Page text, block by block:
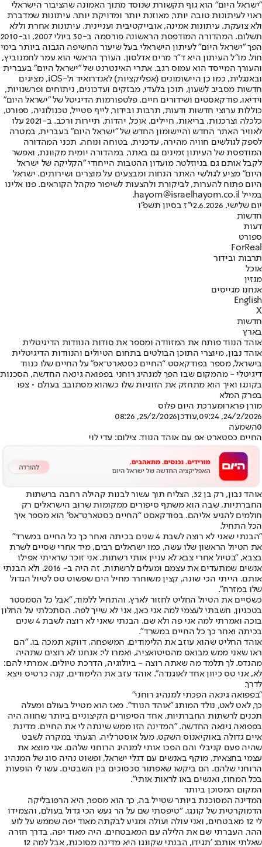
"ישראל היום" הוא גוף תקשורת שנוסד מתוך האמונה שהציבור הישראלי
ראוי לעיתונות טובה יותר, מאוזנת יותר ומדויקת יותר. עיתונות שמדברת
ולא צועקת. עיתונות אמינה, אובייקטיבית ועניינית. עיתונות אחרת וללא
תשלום. המהדורה המודפסת הראשונה פורסמה ב-30 ביולי 2007, וב-2010
הפך "ישראל היום" לעיתון הישראלי בעל שיעור החשיפה הגבוה ביותר בימי
חול. מו"ל העיתון היא ד"ר מרים אדלסון. העורך הראשי הוא עמר לחמנוביץ,
והעורך המייסד הוא עמוס רגב. אתרי האינטרנט של "ישראל היום" בעברית
ובאנגלית, כמו כן היישומונים (אפליקציות) לאנדרואיד ול-iOS, מציגים
חדשות מסביב לשעון, תוכן בלעדי, מבזקים ועדכונים, ניתוחים ופרשנויות,
וידיאו, פודקאסטים ושידורים חיים. פלטפורמות הדיגיטל של "ישראל היום"
כוללות ערוצי חדשות ודעות, תרבות ובידור, לייף סטייל, טכנולוגיה, ספורט,
כלכלה וצרכנות, בריאות, חיילים, אוכל, יהדות, תיירות ורכב. ב-2021 עלו
לאוויר האתר החדש והיישומון החדש של "ישראל היום" בעברית, במטרה
לספק לגולשים חוויה מהירה, עדכנית, בטוחה ונוחה. תכני המהדורה
המודפסת של העיתון זמינים גם באתר, במהדורה יומית מקוונת, ואפשר
לקבל אותם גם בניוזלטר. מועדון ההטבות הייחודי "הקליקה של ישראל
היום" מציע לגולשי האתר הנחות ומבצעים על מוצרים ושירותים. ישראל
היום פתוח להערות, לביקורת ולהצעות לשיפור מקהל הקוראים. פנו אלינו
במייל hayom@israelhayom.co.il.
יום שלישי, 2.6.2026
י"ז בסיון תשפ"ו
חדשות
דעות
ספורט
ForReal
תרבות ובידור
אוכל
מגזין
אנחנו מגייסים
English
X
חדשות
בארץ
אוהד הנווד פותח את המזוודה ומספר את סודות הנוודות הדיגיטלית
אוהד נבון, מיוצרי התוכן הבולטים בתחום הטיולים והנוודות הדיגיטלית
בישראל, מספר בפודקאסט “החיים כסטארט־אפ” על החיים שלו כנווד
דיגיטלי - מהמקום שבו הפך למנהיג רוחני בפפואה גינאה החדשה, הסכנות
בקונגו ואיך הוא מתחזק את הזוגיות שלו כשהוא מסתובב בעולם • צפו
בפרק המלא
מורן פרארומערכת היום פלוס
24/2/2026, 09:24
,עודכן25/2/2026, 08:26
0השמעה
החיים כסטארט אפ עם אוהד הנווד. צילום: עדי לוי
אוהד נבון, רק בן 32, הצליח תוך עשור לבנות קהילה רחבה ברשתות
החברתיות, שבה הוא משתף סיפורים ממקומות שרוב הישראלים רק
חולמים להגיע אליהם. בפודקאסט “החיים כסטארט־אפ” הוא מספר איך
הכל התחיל.
"הבנתי שאני לא רוצה לשבת 4 שנים בכיתה ואחר כך כל החיים במשרד"
את הטיול הראשון שלו עשה, כמו ישראלים רבים, מיד אחרי שסיים לשרת
בצבא, "בטיול אחרי צבא לא עניין אותי רשתות. אני זוכר שראיתי אפילו
אנשים שמתעדים את עצמם ומעלים לרשתות, זה היה ב- 2016, ולא הבנתי
אותם. הייתי הכי שונה, קצין משוחרר מחיל הים שפשוט טס לטיול הגדול
שלו במזרח".
כשסיים את הטיול החליט לחזור לארץ, והתחיל ללמוד, "אבל כל הסמסטר
בטכניון, חשבתי לעצמי למה אני כאן, אני לא שייך לפה. הסתכלתי על החלון
בוכה ואמרתי למה אני פה ולא שם. הבנתי שאני לא רוצה לשבת 4 שנים
בכיתה ואחר כך כל החיים במשרד".
אוהד החליט שהוא עוזב את הלימודים. המשפחה, דווקא תמכה בו. "הם
ראו שאני ממש מבואס מהסיטואציה, ואמרו לי: אנחנו לא רוצים שתהיה
מהנדס. לך תלמד מה שאתה רוצה - ביולוגיה, הדרכת טיולים. אמרתי להם:
לא, אני טס כיוון אחד לאוגנדה". אוהד עזב את הלימודים, קנה כרטיס ויצא
לדרך.
"בפפואה גינאה הפכתי למנהיג רוחני"
כך, לאט לאט, נולד המותג "אוהד הנווד". מאז הוא מטייל בעולם ומעלה
תכנים לרשתות החברתיות. אחד הסיפורים הקיצוניים ביותר שחווה היה
בפפואה גינאה החדשה. "המדינה הזו ממש שינתה לי את החיים. מדינת
איים גדולה באוקיאנוס השקט, מעל אוסטרליה. הגעתי במקרה לשבט
שהיה פעם קניבלי והם הפכו אותי למנהיג הרוחני שלהם. אני מוצא את
עצמי בחצאית, מוקף באנשים עם דגלי ישראל, ופשוט נהיה סוג של המנהיג
הרוחני שלהם. הם ביקשו שאפתור סכסוכים בין השבטים. עשו לי הופעות
בכל המחוז, ואנשים באו לראות אותי".
המקום המסוכן ביותר
המדינה המסוכנת ביותר שטייל בה, כך הוא מספר, היא הרפובליקה
הדמוקרטית של קונגו. “טיפסתי שם על הר געש הכי גדול בעולם, והצמידו
לי 12 מאבטחים, ואני עולה ועולה ומגיע לבקתה מאוד יפה שממש על לוע
ההר. העברתי שם את הלילה עם המאבטחים. היה מאוד יפה. בדרך חזרה
שאלתי אותם: 'תגידו, הבנתי שקונגו היא מדינה מסוכנת, אבל למה 12